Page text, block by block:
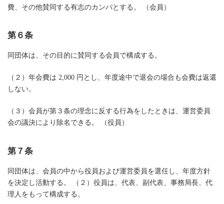
費、その他賛同する有志のカンパとする。 （会員）
第６条
同団体は、その目的に賛同する会員で構成する。
（２）年会費は 2,000 円とし、年度途中で退会の場合も会費は返還
しない。
（３）会員が第３条の理念に反する行為をしたときは、運営委員
会の議決により除名できる。 （役員）
第７条
同団体は、会員の中から役員および運営委員を選任し、年度方針
を決定し活動する。 （２）役員は、代表、副代表、事務局長、代
理人をもって構成する。